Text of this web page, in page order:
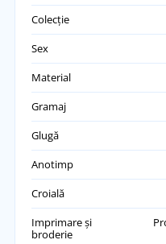
Colecție
Sex
Material
Gramaj
Glugă
Anotimp
Croială
Imprimare și
broderie